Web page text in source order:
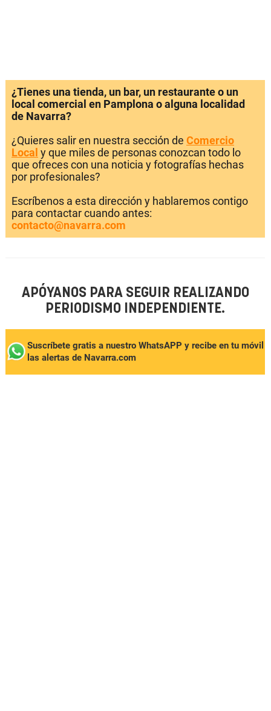
¿Tienes una tienda, un bar, un restaurante o un
local comercial en Pamplona o alguna localidad
de Navarra?
¿Quieres salir en nuestra sección de Comercio
Local y que miles de personas conozcan todo lo
que ofreces con una noticia y fotografías hechas
por profesionales?
Escríbenos a esta dirección y hablaremos contigo
para contactar cuando antes:
contacto@navarra.com
APÓYANOS PARA SEGUIR REALIZANDO
PERIODISMO INDEPENDIENTE.
Suscríbete gratis a nuestro WhatsAPP y recibe en tu móvil
las alertas de Navarra.com